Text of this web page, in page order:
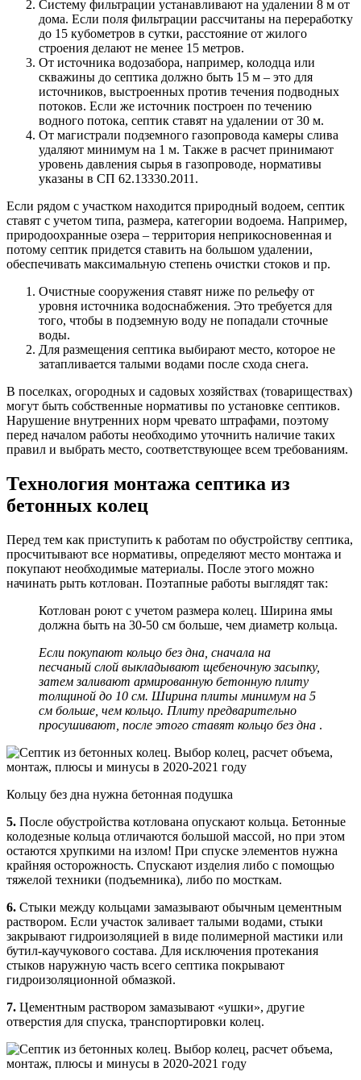
Систему фильтрации устанавливают на удалении 8 м от
дома. Если поля фильтрации рассчитаны на переработку
до 15 кубометров в сутки, расстояние от жилого
строения делают не менее 15 метров.
От источника водозабора, например, колодца или
скважины до септика должно быть 15 м – это для
источников, выстроенных против течения подводных
потоков. Если же источник построен по течению
водного потока, септик ставят на удалении от 30 м.
От магистрали подземного газопровода камеры слива
удаляют минимум на 1 м. Также в расчет принимают
уровень давления сырья в газопроводе, нормативы
указаны в СП 62.13330.2011.
Если рядом с участком находится природный водоем, септик
ставят с учетом типа, размера, категории водоема. Например,
природоохранные озера – территория неприкосновенная и
потому септик придется ставить на большом удалении,
обеспечивать максимальную степень очистки стоков и пр.
Очистные сооружения ставят ниже по рельефу от
уровня источника водоснабжения. Это требуется для
того, чтобы в подземную воду не попадали сточные
воды.
Для размещения септика выбирают место, которое не
затапливается талыми водами после схода снега.
В поселках, огородных и садовых хозяйствах (товариществах)
могут быть собственные нормативы по установке септиков.
Нарушение внутренних норм чревато штрафами, поэтому
перед началом работы необходимо уточнить наличие таких
правил и выбрать место, соответствующее всем требованиям.
Технология монтажа септика из
бетонных колец
Перед тем как приступить к работам по обустройству септика,
просчитывают все нормативы, определяют место монтажа и
покупают необходимые материалы. После этого можно
начинать рыть котлован. Поэтапные работы выглядят так:
Котлован роют с учетом размера колец. Ширина ямы
должна быть на 30-50 см больше, чем диаметр кольца.
Если покупают кольцо без дна, сначала на
песчаный слой выкладывают щебеночную засыпку,
затем заливают армированную бетонную плиту
толщиной до 10 см. Ширина плиты минимум на 5
см больше, чем кольцо. Плиту предварительно
просушивают, после этого ставят кольцо без дна .
Кольцу без дна нужна бетонная подушка
5. После обустройства котлована опускают кольца. Бетонные
колодезные кольца отличаются большой массой, но при этом
остаются хрупкими на излом! При спуске элементов нужна
крайняя осторожность. Спускают изделия либо с помощью
тяжелой техники (подъемника), либо по мосткам.
6. Стыки между кольцами замазывают обычным цементным
раствором. Если участок заливает талыми водами, стыки
закрывают гидроизоляцией в виде полимерной мастики или
бутил-каучукового состава. Для исключения протекания
стыков наружную часть всего септика покрывают
гидроизоляционной обмазкой.
7. Цементным раствором замазывают «ушки», другие
отверстия для спуска, транспортировки колец.